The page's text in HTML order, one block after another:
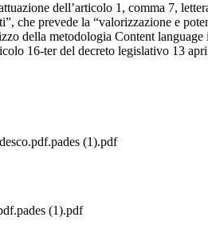
dell’articolo 1, comma 7,
che prevede la “valorizzazione e
della metodologia Content
16-ter del decreto legislativo 13
(1).pdf
(1).pdf